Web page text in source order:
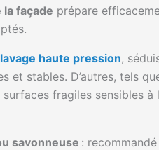
façade prépare
lavage haute pression,
et stables. D’autres, tels
surfaces fragiles sensibles
savonneuse :